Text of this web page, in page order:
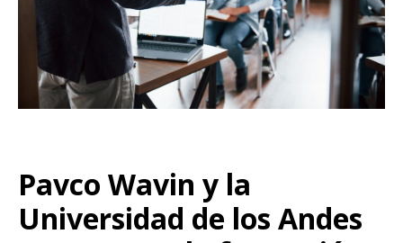
Pavco Wavin y la
Universidad de los Andes